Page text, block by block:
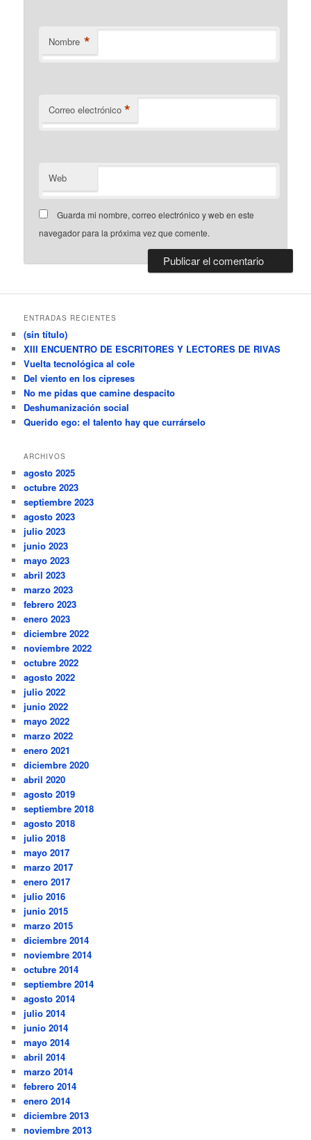
Nombre *
Correo electrónico *
Web
Guarda mi nombre, correo electrónico y web en este
navegador para la próxima vez que comente.
ENTRADAS RECIENTES
(sin título)
XIII ENCUENTRO DE ESCRITORES Y LECTORES DE RIVAS
Vuelta tecnológica al cole
Del viento en los cipreses
No me pidas que camine despacito
Deshumanización social
Querido ego: el talento hay que currárselo
ARCHIVOS
agosto 2025
octubre 2023
septiembre 2023
agosto 2023
julio 2023
junio 2023
mayo 2023
abril 2023
marzo 2023
febrero 2023
enero 2023
diciembre 2022
noviembre 2022
octubre 2022
agosto 2022
julio 2022
junio 2022
mayo 2022
marzo 2022
enero 2021
diciembre 2020
abril 2020
agosto 2019
septiembre 2018
agosto 2018
julio 2018
mayo 2017
marzo 2017
enero 2017
julio 2016
junio 2015
marzo 2015
diciembre 2014
noviembre 2014
octubre 2014
septiembre 2014
agosto 2014
julio 2014
junio 2014
mayo 2014
abril 2014
marzo 2014
febrero 2014
enero 2014
diciembre 2013
noviembre 2013